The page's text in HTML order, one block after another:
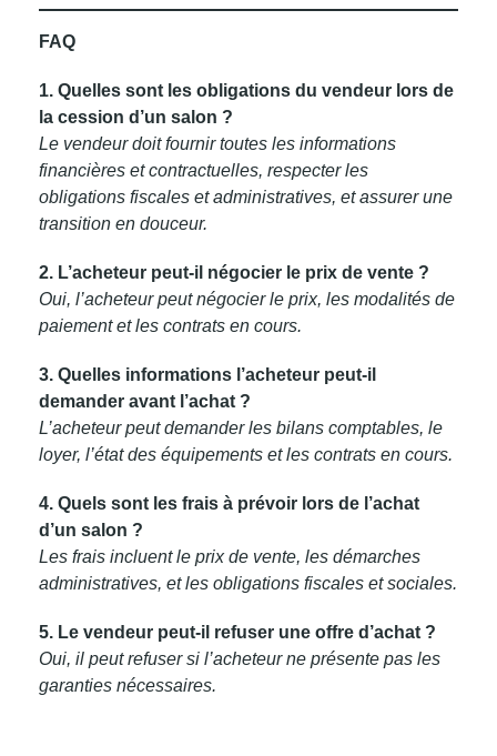
FAQ
1. Quelles sont les obligations du vendeur lors de
la cession d’un salon ?
Le vendeur doit fournir toutes les informations
financières et contractuelles, respecter les
obligations fiscales et administratives, et assurer une
transition en douceur.
2. L’acheteur peut-il négocier le prix de vente ?
Oui, l’acheteur peut négocier le prix, les modalités de
paiement et les contrats en cours.
3. Quelles informations l’acheteur peut-il
demander avant l’achat ?
L’acheteur peut demander les bilans comptables, le
loyer, l’état des équipements et les contrats en cours.
4. Quels sont les frais à prévoir lors de l’achat
d’un salon ?
Les frais incluent le prix de vente, les démarches
administratives, et les obligations fiscales et sociales.
5. Le vendeur peut-il refuser une offre d’achat ?
Oui, il peut refuser si l’acheteur ne présente pas les
garanties nécessaires.